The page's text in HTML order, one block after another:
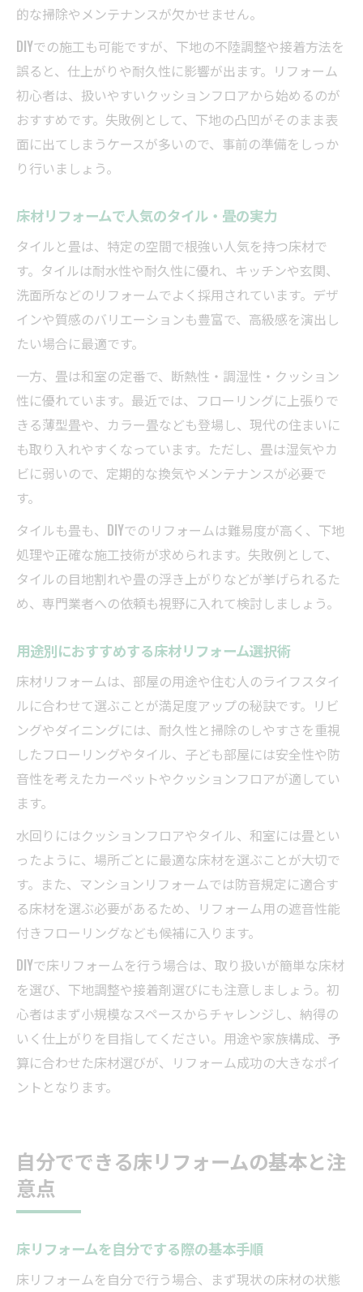
的な掃除やメンテナンスが欠かせません。
DIYでの施工も可能ですが、下地の不陸調整や接着方法を
誤ると、仕上がりや耐久性に影響が出ます。リフォーム
初心者は、扱いやすいクッションフロアから始めるのが
おすすめです。失敗例として、下地の凸凹がそのまま表
面に出てしまうケースが多いので、事前の準備をしっか
り行いましょう。
床材リフォームで人気のタイル・畳の実力
タイルと畳は、特定の空間で根強い人気を持つ床材で
す。タイルは耐水性や耐久性に優れ、キッチンや玄関、
洗面所などのリフォームでよく採用されています。デザ
インや質感のバリエーションも豊富で、高級感を演出し
たい場合に最適です。
一方、畳は和室の定番で、断熱性・調湿性・クッション
性に優れています。最近では、フローリングに上張りで
きる薄型畳や、カラー畳なども登場し、現代の住まいに
も取り入れやすくなっています。ただし、畳は湿気やカ
ビに弱いので、定期的な換気やメンテナンスが必要で
す。
タイルも畳も、DIYでのリフォームは難易度が高く、下地
処理や正確な施工技術が求められます。失敗例として、
タイルの目地割れや畳の浮き上がりなどが挙げられるた
め、専門業者への依頼も視野に入れて検討しましょう。
用途別におすすめする床材リフォーム選択術
床材リフォームは、部屋の用途や住む人のライフスタイ
ルに合わせて選ぶことが満足度アップの秘訣です。リビ
ングやダイニングには、耐久性と掃除のしやすさを重視
したフローリングやタイル、子ども部屋には安全性や防
音性を考えたカーペットやクッションフロアが適してい
ます。
水回りにはクッションフロアやタイル、和室には畳とい
ったように、場所ごとに最適な床材を選ぶことが大切で
す。また、マンションリフォームでは防音規定に適合す
る床材を選ぶ必要があるため、リフォーム用の遮音性能
付きフローリングなども候補に入ります。
DIYで床リフォームを行う場合は、取り扱いが簡単な床材
を選び、下地調整や接着剤選びにも注意しましょう。初
心者はまず小規模なスペースからチャレンジし、納得の
いく仕上がりを目指してください。用途や家族構成、予
算に合わせた床材選びが、リフォーム成功の大きなポイ
ントとなります。
自分でできる床リフォームの基本と注
意点
床リフォームを自分でする際の基本手順
床リフォームを自分で行う場合、まず現状の床材の状態